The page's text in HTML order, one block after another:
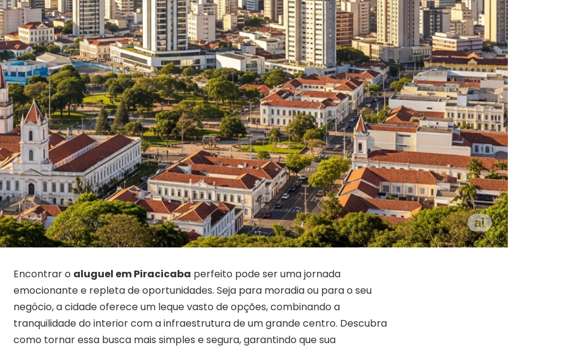
Encontrar o aluguel em Piracicaba perfeito pode ser uma jornada
emocionante e repleta de oportunidades. Seja para moradia ou para o seu
negócio, a cidade oferece um leque vasto de opções, combinando a
tranquilidade do interior com a infraestrutura de um grande centro. Descubra
como tornar essa busca mais simples e segura, garantindo que sua